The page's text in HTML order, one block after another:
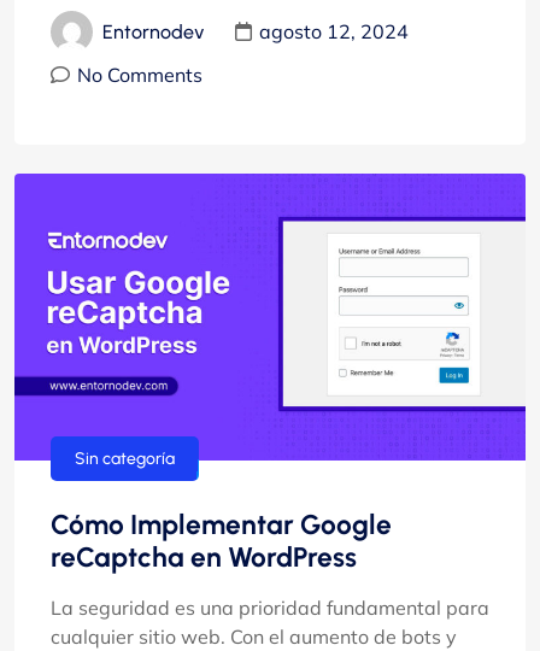
Entornodev
agosto 12, 2024
No Comments
Sin categoría
Cómo Implementar Google
reCaptcha en WordPress
La seguridad es una prioridad fundamental para
cualquier sitio web. Con el aumento de bots y